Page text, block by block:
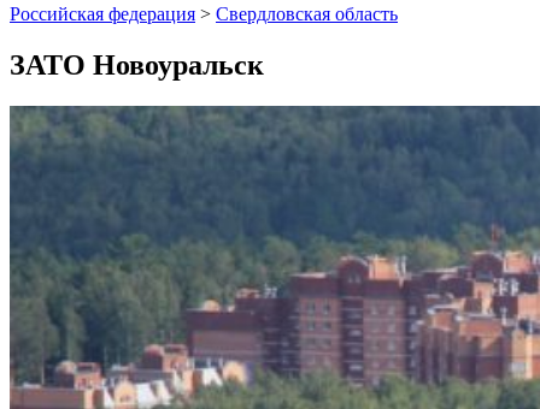
Российская федерация > Свердловская область
ЗАТО Новоуральск